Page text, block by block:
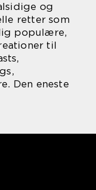
og
retter som
populære,
til
Den eneste